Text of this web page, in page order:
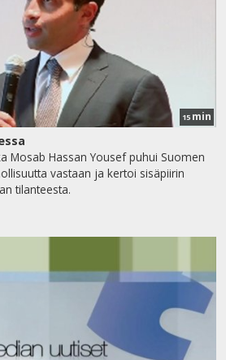
15 min
Mosab Hassan Yousef puhui Suomen
vastaan ja kertoi sisäpiirin
tilanteesta.